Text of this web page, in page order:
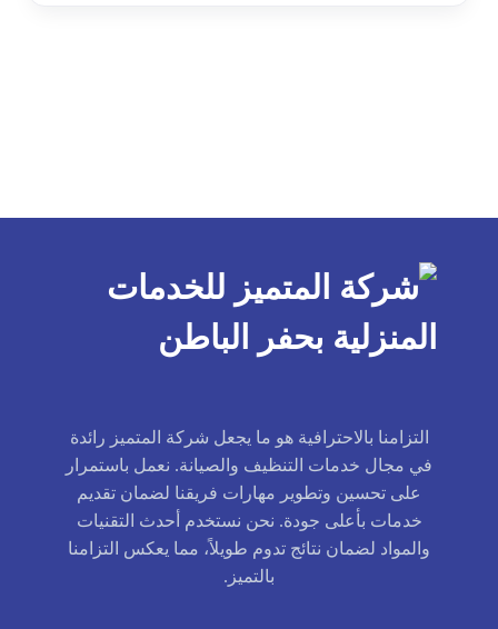
التزامنا بالاحترافية هو ما يجعل شركة المتميز رائدة
في مجال خدمات التنظيف والصيانة. نعمل باستمرار
على تحسين وتطوير مهارات فريقنا لضمان تقديم
خدمات بأعلى جودة. نحن نستخدم أحدث التقنيات
والمواد لضمان نتائج تدوم طويلاً، مما يعكس التزامنا
بالتميز.